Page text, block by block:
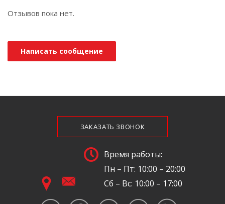
Отзывов пока нет.
Написать сообщение
ЗАКАЗАТЬ ЗВОНОК
Время работы:
Пн – Пт: 10:00 – 20:00
Сб – Вс: 10:00 – 17:00